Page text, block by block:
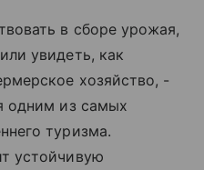
в сборе урожая,
увидеть, как
хозяйство, -
одним из самых
туризма.
устойчивую